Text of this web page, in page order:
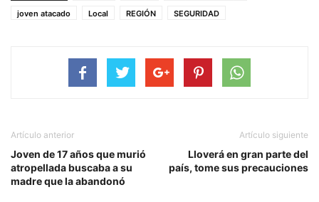
joven atacado
Local REGIÓN SEGURIDAD
Artículo anterior
Joven de 17 años que murió
atropellada buscaba a su
madre que la abandonó
Artículo siguiente
Lloverá en gran parte del
país, tome sus precauciones